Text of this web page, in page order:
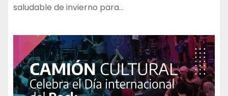
saludable de invierno para…